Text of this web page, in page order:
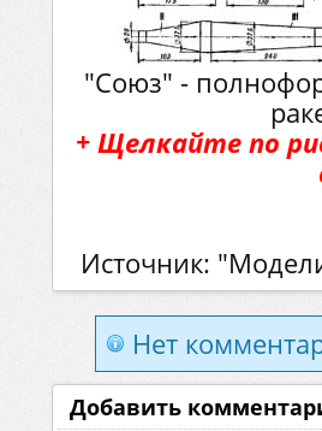
"Союз" -
+ Щелкайте по
Источник:
Нет
Добавить